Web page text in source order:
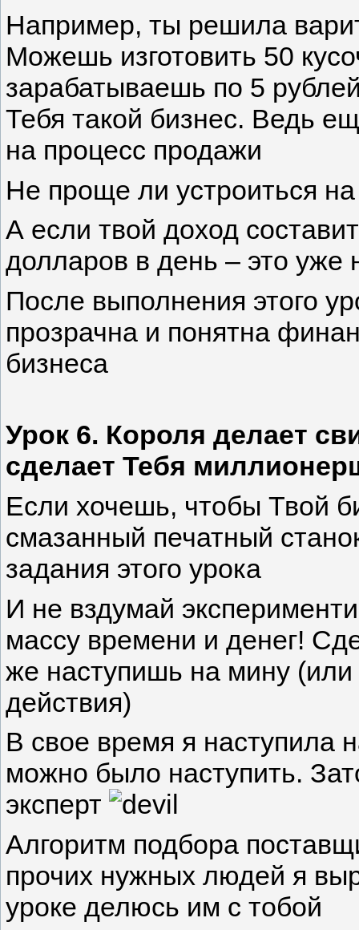
Например, ты решила
Можешь изготовить 50
зарабатываешь по 5
Тебя такой бизнес. Ведь
на процесс продажи
Не проще ли устроиться
А если твой доход
долларов в день – это уже
После выполнения этого
прозрачна и понятна
бизнеса
Урок 6. Короля делает
сделает Тебя
Если хочешь, чтобы Твой
смазанный печатный
задания этого урока
И не вздумай
массу времени и денег!
же наступишь на мину
действия)
В свое время я наступила
можно было наступить.
эксперт
Алгоритм подбора
прочих нужных людей я
уроке делюсь им с тобой